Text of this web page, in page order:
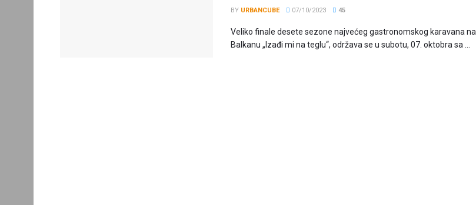
BY URBANCUBE 07/10/2023 45
Veliko finale desete sezone najvećeg gastronomskog karavana na
Balkanu „Izađi mi na teglu“, održava se u subotu, 07. oktobra sa ...